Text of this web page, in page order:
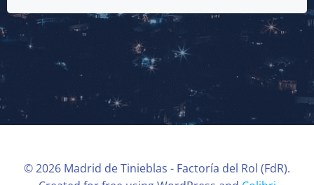
© 2026 Madrid de Tinieblas - Factoría del Rol (FdR).